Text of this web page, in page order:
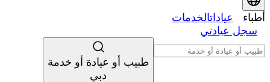
أطباء عياداتالخدمات
سجل عيادتي
طبيب أو عيادة أو خدمة
دبي